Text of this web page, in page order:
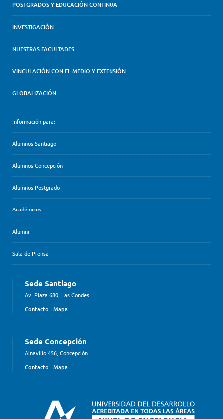
POSTGRADOS Y EDUCACIÓN CONTINUA
INVESTIGACIÓN
NUESTRAS FACULTADES
VINCULACIÓN CON EL MEDIO Y EXTENSIÓN
GLOBALIZACIÓN
Información para:
Alumnos Santiago
Alumnos Concepción
Alumnos Postgrado
Académicos
Alumni
Sala de Prensa
Sede Santiago
Av. Plaza 680, Las Condes
Contacto | Mapa
Sede Concepción
Ainavillo 456, Concepción
Contacto | Mapa